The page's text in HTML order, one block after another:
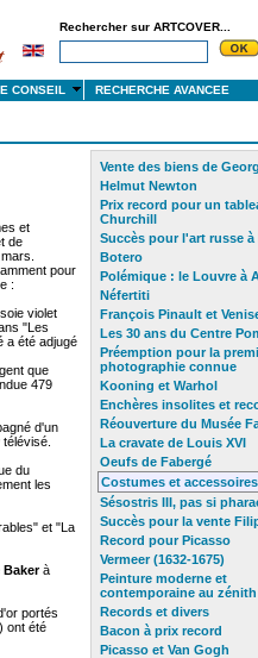
CONSEIL RECHERCHE AVANCEE
Rechercher sur ARTCOVER...
et
de
pour
:
violet
"Les
a été adjugé
que
479
d'un
du
les
et "La
à
portés
ont été
Vente des biens de
Helmut Newton
Prix record pour un
Churchill
Succès pour l'art russe
Botero
Polémique : le Louvre à
Néfertiti
François Pinault et
Les 30 ans du Centre
Préemption pour la
photographie connue
Kooning et Warhol
Enchères insolites et
Réouverture du Musée
La cravate de Louis XVI
Oeufs de Fabergé
Costumes et
Sésostris III, pas si
Succès pour la vente
Record pour Picasso
Vermeer (1632-1675)
Peinture moderne et
contemporaine au zénith
Records et divers
Bacon à prix record
Picasso et Van Gogh